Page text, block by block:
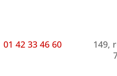
01 42 33 46 60
149,